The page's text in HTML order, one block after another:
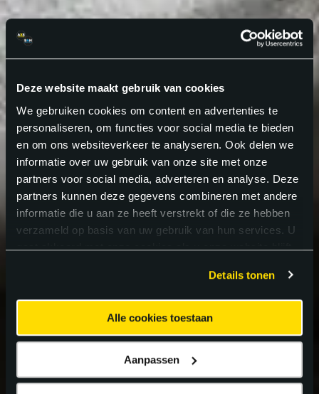
Deze website maakt gebruik van cookies
We gebruiken cookies om content en advertenties te
personaliseren, om functies voor social media te bieden
en om ons websiteverkeer te analyseren. Ook delen we
informatie over uw gebruik van onze site met onze
partners voor social media, adverteren en analyse. Deze
partners kunnen deze gegevens combineren met andere
informatie die u aan ze heeft verstrekt of die ze hebben
verzameld op basis van uw gebruik van hun services. U
gaat akkoord met onze cookies als u onze website blijft
Details tonen
Alle cookies toestaan
Aanpassen